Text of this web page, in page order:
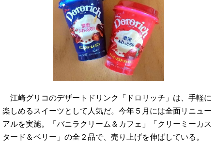
江崎グリコのデザートドリンク「ドロリッチ」は、手軽に
楽しめるスイーツとして人気だ。今年５月には全面リニュー
アルを実施。「バニラクリーム＆カフェ」「クリーミーカス
タード＆ベリー」の全２品で、売り上げを伸ばしている。